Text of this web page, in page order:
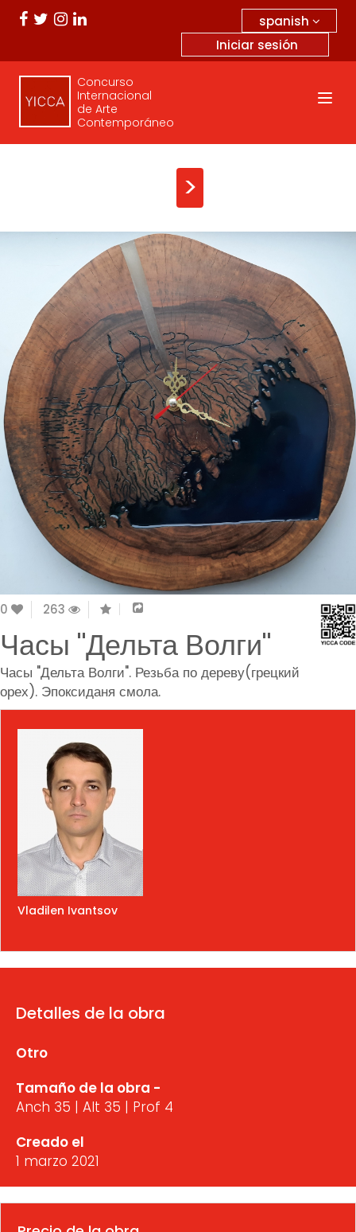
spanish
Iniciar sesión
Concurso
Internacional
de Arte
Contemporáneo
>
0 263
Часы "Дельта Волги"
Часы "Дельта Волги". Резьба по дереву(грецкий
орех). Эпоксиданя смола.
Vladilen Ivantsov
Detalles de la obra
Otro
Tamaño de la obra -
Anch 35 | Alt 35 | Prof 4
Creado el
1 marzo 2021